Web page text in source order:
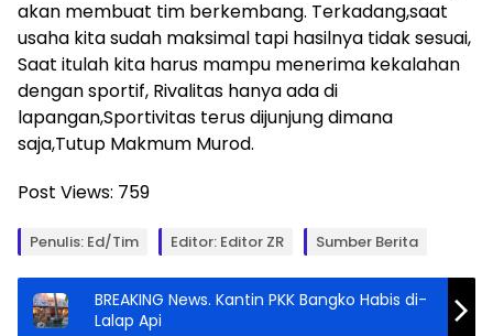
akan membuat tim berkembang. Terkadang,saat
usaha kita sudah maksimal tapi hasilnya tidak sesuai,
Saat itulah kita harus mampu menerima kekalahan
dengan sportif, Rivalitas hanya ada di
lapangan,Sportivitas terus dijunjung dimana
saja,Tutup Makmum Murod.
Post Views: 759
Penulis: Ed/tim Editor: Editor ZR Sumber Berita
BREAKING News. Kantin PKK Bangko Habis di-
Lalap Api